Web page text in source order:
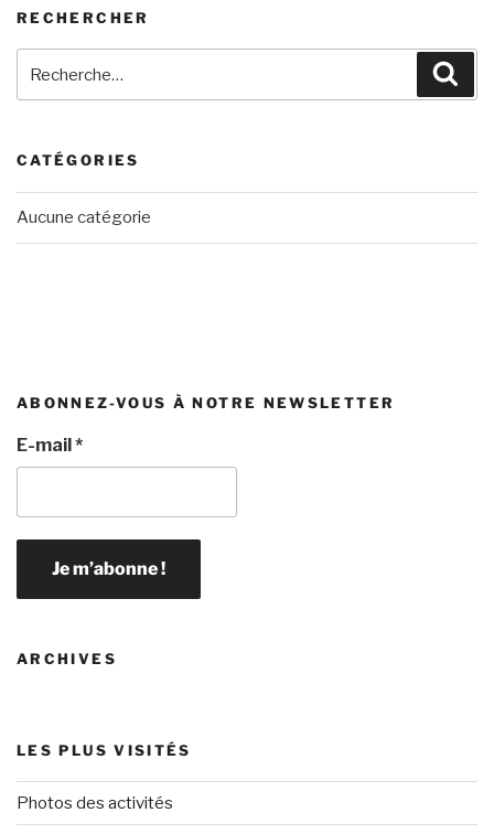
RECHERCHER
pour
CATÉGORIES
Aucune catégorie
ABONNEZ-VOUS À NOTRE NEWSLETTER
E-mail*
ARCHIVES
LES PLUS VISITÉS
Photos des activités